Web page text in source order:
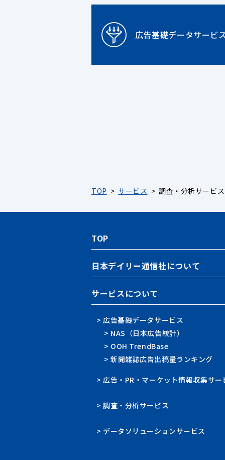
広告基礎データサービ
TOP サービス 調査・分析サービス
TOP
日本デイリー通信社について
サービスについて
> 広告基礎データサービス
> NAS（日本広告統計）
> OOH TrendBase
> 新聞雑誌広告出稿量ランキング
> 広告・PR・マーケット情報収集サー
> 調査・分析サービス
> データソリューションサービス